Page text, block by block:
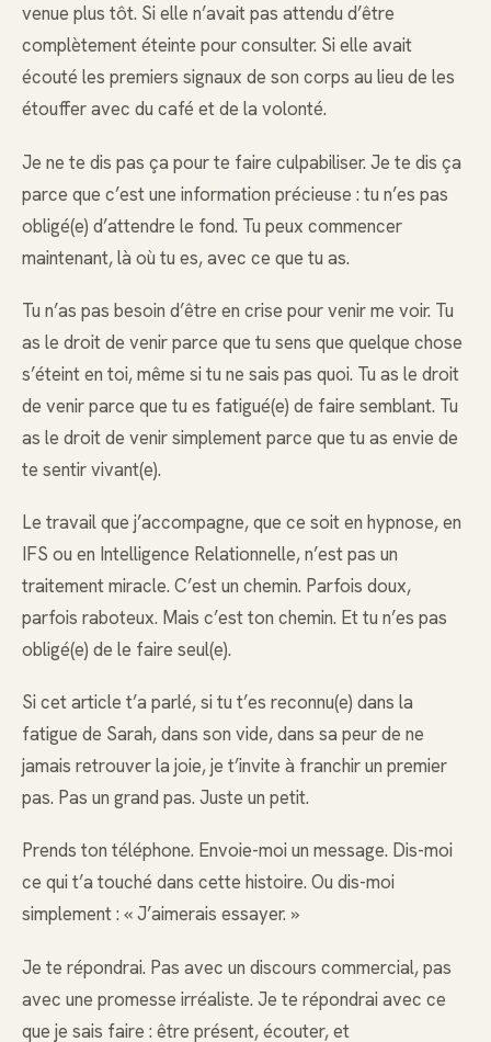
venue plus tôt. Si elle n’avait pas attendu d’être
complètement éteinte pour consulter. Si elle avait
écouté les premiers signaux de son corps au lieu de les
étouffer avec du café et de la volonté.
Je ne te dis pas ça pour te faire culpabiliser. Je te dis ça
parce que c’est une information précieuse : tu n’es pas
obligé(e) d’attendre le fond. Tu peux commencer
maintenant, là où tu es, avec ce que tu as.
Tu n’as pas besoin d’être en crise pour venir me voir. Tu
as le droit de venir parce que tu sens que quelque chose
s’éteint en toi, même si tu ne sais pas quoi. Tu as le droit
de venir parce que tu es fatigué(e) de faire semblant. Tu
as le droit de venir simplement parce que tu as envie de
te sentir vivant(e).
Le travail que j’accompagne, que ce soit en hypnose, en
IFS ou en Intelligence Relationnelle, n’est pas un
traitement miracle. C’est un chemin. Parfois doux,
parfois raboteux. Mais c’est ton chemin. Et tu n’es pas
obligé(e) de le faire seul(e).
Si cet article t’a parlé, si tu t’es reconnu(e) dans la
fatigue de Sarah, dans son vide, dans sa peur de ne
jamais retrouver la joie, je t’invite à franchir un premier
pas. Pas un grand pas. Juste un petit.
Prends ton téléphone. Envoie-moi un message. Dis-moi
ce qui t’a touché dans cette histoire. Ou dis-moi
simplement : « J’aimerais essayer. »
Je te répondrai. Pas avec un discours commercial, pas
avec une promesse irréaliste. Je te répondrai avec ce
que je sais faire : être présent, écouter, et